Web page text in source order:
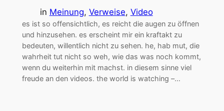
in Meinung, Verweise, Video
es ist so offensichtlich, es reicht die augen zu öffnen
und hinzusehen. es erscheint mir ein kraftakt zu
bedeuten, willentlich nicht zu sehen. he, hab mut, die
wahrheit tut nicht so weh, wie das was noch kommt,
wenn du weiterhin mit machst. in diesem sinne viel
freude an den videos. the world is watching –…